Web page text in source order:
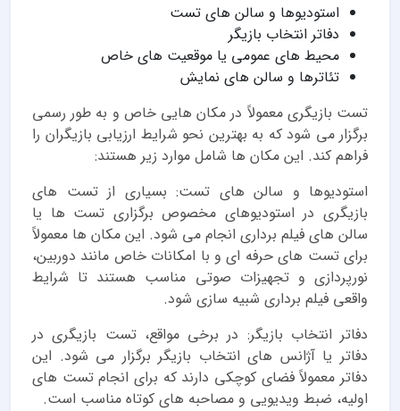
استودیوها و سالن های تست
دفاتر انتخاب بازیگر
محیط های عمومی یا موقعیت های خاص
تئاترها و سالن های نمایش
تست بازیگری معمولاً در مکان هایی خاص و به طور رسمی
برگزار می شود که به بهترین نحو شرایط ارزیابی بازیگران را
فراهم کند. این مکان ها شامل موارد زیر هستند:
استودیوها و سالن های تست: بسیاری از تست های
بازیگری در استودیوهای مخصوص برگزاری تست ها یا
سالن های فیلم برداری انجام می شود. این مکان ها معمولاً
برای تست های حرفه ای و با امکانات خاص مانند دوربین،
نورپردازی و تجهیزات صوتی مناسب هستند تا شرایط
واقعی فیلم برداری شبیه سازی شود.
دفاتر انتخاب بازیگر: در برخی مواقع، تست بازیگری در
دفاتر یا آژانس های انتخاب بازیگر برگزار می شود. این
دفاتر معمولاً فضای کوچکی دارند که برای انجام تست های
اولیه، ضبط ویدیویی و مصاحبه های کوتاه مناسب است.